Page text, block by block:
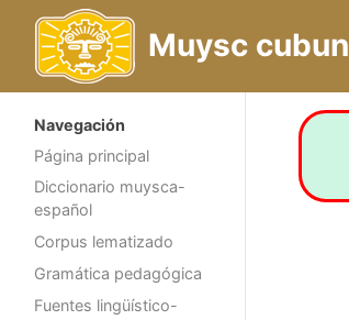
Muysc cubun
Navegación
Página principal
Diccionario muysca-
español
Corpus lematizado
Gramática pedagógica
Fuentes lingüístico-